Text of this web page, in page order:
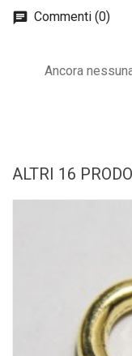
Commenti (0)
Ancora
ALTRI 16